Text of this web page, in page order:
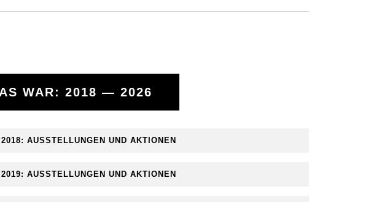
WAR: 2018 — 2026
2018: AUSSTELLUNGEN UND AKTIONEN
2019: AUSSTELLUNGEN UND AKTIONEN